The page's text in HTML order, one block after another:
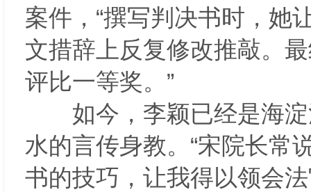
案件，“撰写判决书时，她
文措辞上反复修改推敲。
评比一等奖。”
如今，李颖已经是海淀
水的言传身教。“宋院长常
书的技巧，让我得以领会